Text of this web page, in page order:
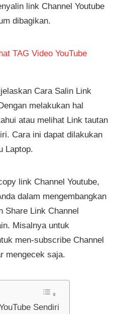
link Channel Youtube
dibagikan.
TAG Video YouTube
Cara Salin Link
melakukan hal
atau melihat Link tautan
Cara ini dapat dilakukan
Laptop.
link Channel Youtube,
dalam mengembangkan
Share Link Channel
Misalnya untuk
men-subscribe Channel
mengecek saja.
Sendiri